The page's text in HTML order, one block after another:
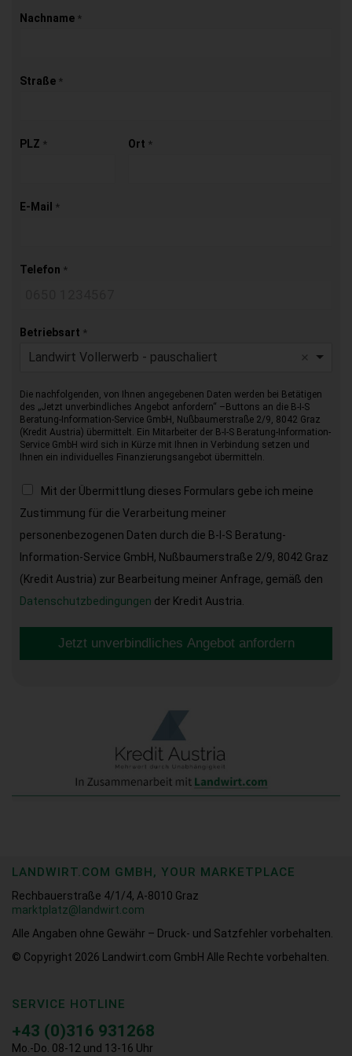
Nachname *
Straße *
PLZ * Ort *
E-Mail *
Telefon *
Betriebsart *
Landwirt Vollerwerb - pauschaliert
Die nachfolgenden, von Ihnen angegebenen Daten werden bei Betätigen
des „Jetzt unverbindliches Angebot anfordern“ –Buttons an die B-I-S
Beratung-Information-Service GmbH, Nußbaumerstraße 2/9, 8042 Graz
(Kredit Austria) übermittelt. Ein Mitarbeiter der B-I-S Beratung-Information-
Service GmbH wird sich in Kürze mit Ihnen in Verbindung setzen und
Ihnen ein individuelles Finanzierungsangebot übermitteln.
Mit der Übermittlung dieses Formulars gebe ich meine
Zustimmung für die Verarbeitung meiner
personenbezogenen Daten durch die B-I-S Beratung-
Information-Service GmbH, Nußbaumerstraße 2/9, 8042 Graz
(Kredit Austria) zur Bearbeitung meiner Anfrage, gemäß den
Datenschutzbedingungen der Kredit Austria.
Jetzt unverbindliches Angebot anfordern
LANDWIRT.COM GMBH, YOUR MARKETPLACE
Rechbauerstraße 4/1/4, A-8010 Graz
marktplatz@landwirt.com
Alle Angaben ohne Gewähr – Druck- und Satzfehler vorbehalten.
© Copyright 2026
Landwirt.com GmbH Alle Rechte vorbehalten.
SERVICE HOTLINE
+43 (0)316 931268
Mo.-Do. 08-12 und 13-16 Uhr